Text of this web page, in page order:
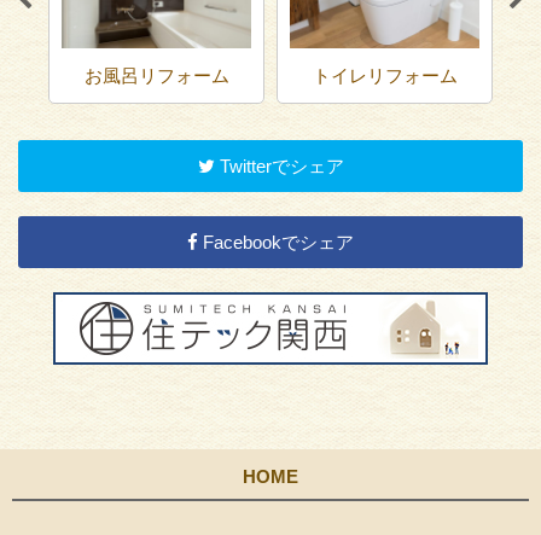
お風呂リフォーム トイレリフォーム
Twitterでシェア
Facebookでシェア
HOME